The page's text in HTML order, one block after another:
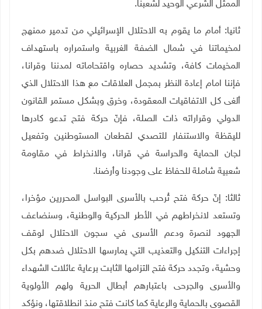
الممثل الشرعي الوحيد لشعبنا.
ثانيا: أمام ما يقوم به الاحتلال الإسرائيلي من تدمير ممنهج
لمخيماتنا في شمال الضفة الغربية واستمراره باستهداف
المخيمات كافة، وتشديد حصاره واقتحاماته لمدننا وقرانا،
فإننا امام إعادة النظر بمجمل العلاقات مع هذا الاحتلال الذي
ألغى كل الاتفاقيات المعقودة، وخرق وبشكل مستمر القانون
الدولي وقراراته ذات الصلة، فإنّ حركة فتح تدعو كادرها
لليقظة والاستنفار للتصدي لقطعان المستوطنين وتفعيل
لجان الحماية والحراسة في قرانا، والانخراط في مقاومة
شعبية شاملة للحفاظ على وجودنا وأرضنا.
ثالثا: إنّ حركة فتح تُرحب بالأسرى البواسل المحررين مؤخرا،
وتستعد لانخراطهم في الأطر الحركية والوطنية، وسنضاعف
الجهود لنصرة ودعم الأسرى في سجون الاحتلال لوقف
إجراءات التنكيل والتعذيب التي يمارسها الاحتلال ضدهم بكل
وحشية، وتجدد حركة فتح التزامها الثابت برعاية عائلات الشهداء
والأسرى والجرحى باعتبارهم أبطال الحرية ولهم الأولوية
القصوى بالحماية والرعاية كما كانت فتح منذ انطلاقتها، ونؤكد